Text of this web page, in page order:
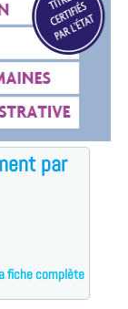
par
fiche complète